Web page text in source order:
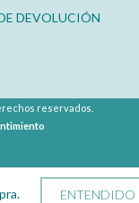
ENTENDIDO
DEVOLUCIÓN
reservados.